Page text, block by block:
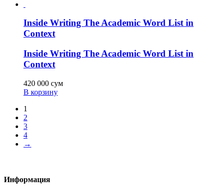
Inside Writing The Academic Word List in
Context
Inside Writing The Academic Word List in
Context
420 000 сум
В корзину
1
2
3
4
→
Информация